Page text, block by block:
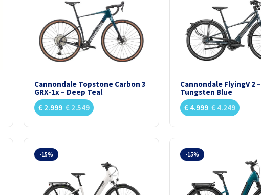
Cannondale Topstone Carbon 3
GRX-1x – Deep Teal
€2.999 €2.549
Cannondale FlyingV 2 –
Tungsten Blue
€4.999 €4.249
-15% -15%